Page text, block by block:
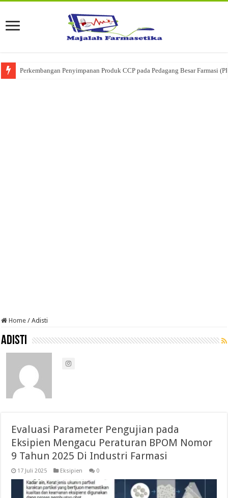
Perkembangan Penyimpanan Produk CCP pada Pedagang Besar Farmasi
Home / Adisti
Adisti
Evaluasi Parameter Pengujian pada
Eksipien Mengacu Peraturan BPOM Nomor
9 Tahun 2025 Di Industri Farmasi
17 Juli 2025 Eksipien 0